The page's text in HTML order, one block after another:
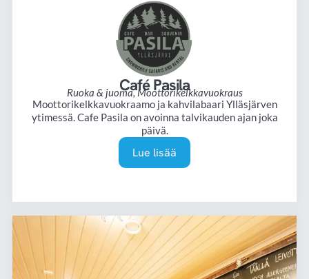
Café Pasila
Ruoka & juoma,Moottorikelkkavuokraus
Moottorikelkkavuokraamo ja kahvilabaari Ylläsjärven
ytimessä. Cafe Pasila on avoinna talvikauden ajan joka
päivä.
Lue lisää